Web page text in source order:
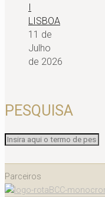
I
LISBOA
11 de
Julho
de 2026
PESQUISA
Parceiros